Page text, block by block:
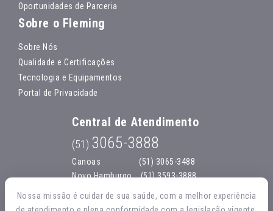
Oportunidades de Parceria
Sobre o Fleming
Sobre Nós
Qualidade e Certificações
Tecnologia e Equipamentos
Portal de Privacidade
Central de Atendimento
(51) 3065-3888
Canoas
(51) 3065-3488
Novo Hamburgo
(51) 3593-3888
Nossa missão é cuidar de sua saúde, com a melhor experiência